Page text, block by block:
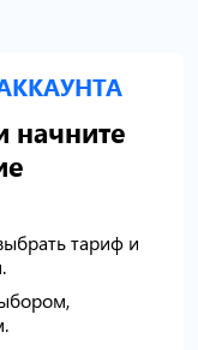
начните
тариф и